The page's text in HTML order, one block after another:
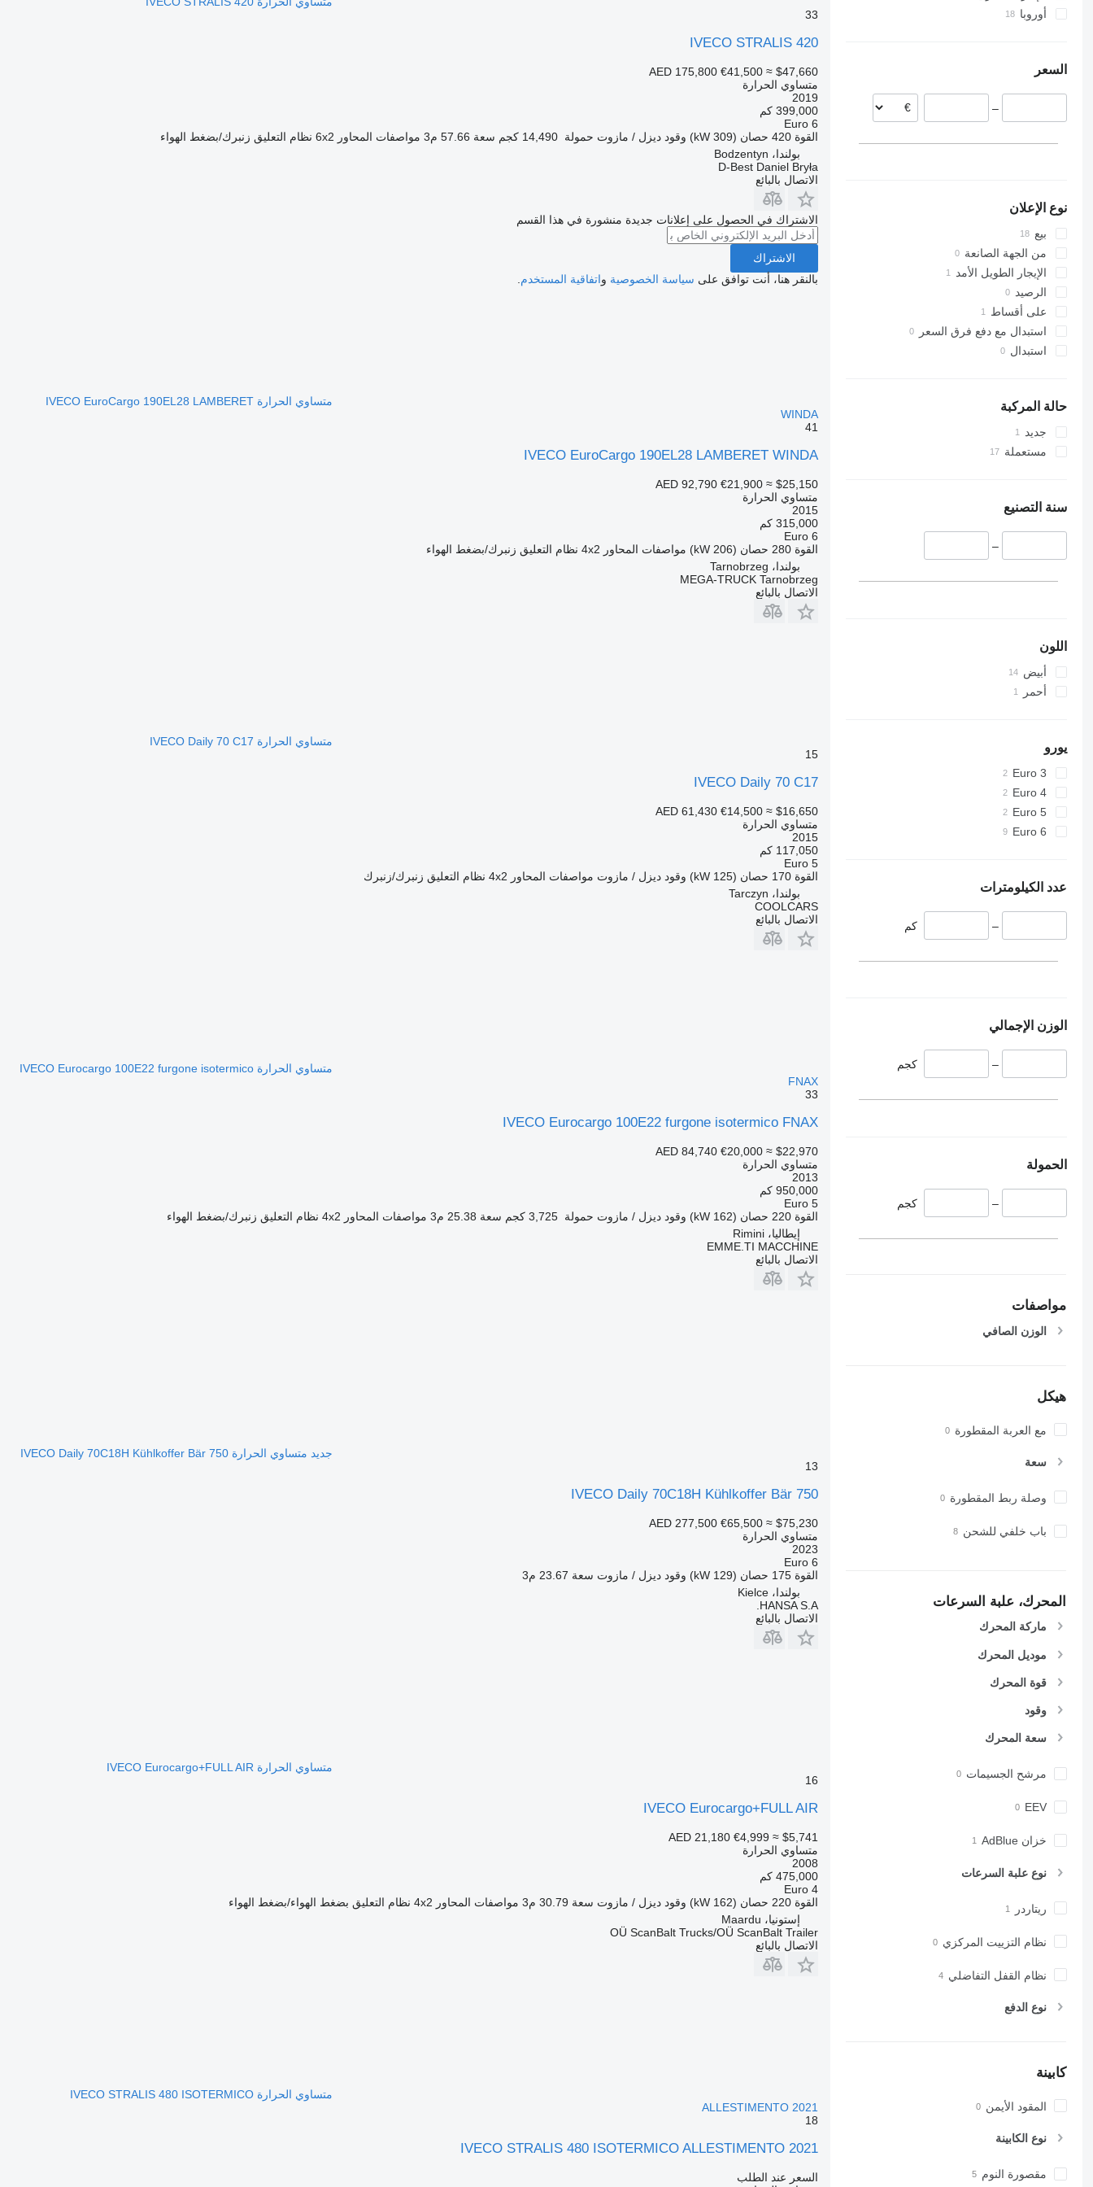
أوروبا
إستونيا
التشيك
السعر
–
نوع الإعلان
بيع
من الجهة الصانعة
الإيجار الطويل الأمد
الرصيد
على أقساط
استبدال مع دفع فرق السعر
استبدال
حالة المركبة
جديد
مستعملة
سنة التصنيع
–
اللون
أبيض
أحمر
يورو
Euro 3
Euro 4
Euro 5
Euro 6
عدد الكيلومترات
– كم
الوزن الإجمالي
– كجم
الحمولة
– كجم
مواصفات
الوزن الصافي
هيكل
مع العربة المقطورة
سعة
وصلة ربط المقطورة
باب خلفي للشحن
المحرك، علبة السرعات
ماركة المحرك
موديل المحرك
قوة المحرك
وقود
سعة المحرك
مرشح الجسيمات
EEV
خزان AdBlue
نوع علبة السرعات
ريتاردر
نظام التزييت المركزي
نظام القفل التفاضلي
نوع الدفع
كابينة
المقود الأيمن
نوع الكابينة
مقصورة النوم
33
IVECO STRALIS 420
AED 175,800 €41,500 ≈ $47,660
متساوي الحرارة
2019
399,000 كم
Euro 6
القوة 420 حصان (309 kW) وقود ديزل / مازوت حمولة 14,490 كجم سعة 57.66 م3 مواصفات المحاور 6x2 نظام التعليق زنبرك/بضغط الهواء
بولندا، Bodzentyn
D-Best Daniel Bryła
الاتصال بالبائع
الاشتراك في الحصول على إعلانات جديدة منشورة في هذا القسم
الاشتراك
بالنقر هنا، أنت توافق على سياسة الخصوصية واتفاقية المستخدم
متساوي الحرارة IVECO EuroCargo 190EL28 LAMBERET
WINDA
41
IVECO EuroCargo 190EL28 LAMBERET WINDA
AED 92,790 €21,900 ≈ $25,150
متساوي الحرارة
2015
315,000 كم
Euro 6
القوة 280 حصان (206 kW) مواصفات المحاور 4x2 نظام التعليق زنبرك/بضغط الهواء
بولندا، Tarnobrzeg
MEGA-TRUCK Tarnobrzeg
الاتصال بالبائع
متساوي الحرارة IVECO Daily 70 C17
15
IVECO Daily 70 C17
AED 61,430 €14,500 ≈ $16,650
متساوي الحرارة
2015
117,050 كم
Euro 5
القوة 170 حصان (125 kW) وقود ديزل / مازوت مواصفات المحاور 4x2 نظام التعليق زنبرك/زنبرك
بولندا، Tarczyn
COOLCARS
الاتصال بالبائع
متساوي الحرارة IVECO Eurocargo 100E22 furgone isotermico
FNAX
33
IVECO Eurocargo 100E22 furgone isotermico FNAX
AED 84,740 €20,000 ≈ $22,970
متساوي الحرارة
2013
950,000 كم
Euro 5
القوة 220 حصان (162 kW) وقود ديزل / مازوت حمولة 3,725 كجم سعة 25.38 م3 مواصفات المحاور 4x2 نظام التعليق زنبرك/بضغط الهواء
إيطاليا، Rimini
EMME.TI MACCHINE
الاتصال بالبائع
جديد متساوي الحرارة IVECO Daily 70C18H Kühlkoffer Bär 750
13
IVECO Daily 70C18H Kühlkoffer Bär 750
AED 277,500 €65,500 ≈ $75,230
متساوي الحرارة
2023
Euro 6
القوة 175 حصان (129 kW) وقود ديزل / مازوت سعة 23.67 م3
بولندا، Kielce
HANSA S.A.
الاتصال بالبائع
متساوي الحرارة IVECO Eurocargo+FULL AIR
16
IVECO Eurocargo+FULL AIR
AED 21,180 €4,999 ≈ $5,741
متساوي الحرارة
2008
475,000 كم
Euro 4
القوة 220 حصان (162 kW) وقود ديزل / مازوت سعة 30.79 م3 مواصفات المحاور 4x2 نظام التعليق بضغط الهواء/بضغط الهواء
إستونيا، Maardu
OÜ ScanBalt Trucks/OÜ ScanBalt Trailer
الاتصال بالبائع
متساوي الحرارة IVECO STRALIS 480 ISOTERMICO
ALLESTIMENTO 2021
18
IVECO STRALIS 480 ISOTERMICO ALLESTIMENTO 2021
السعر عند الطلب